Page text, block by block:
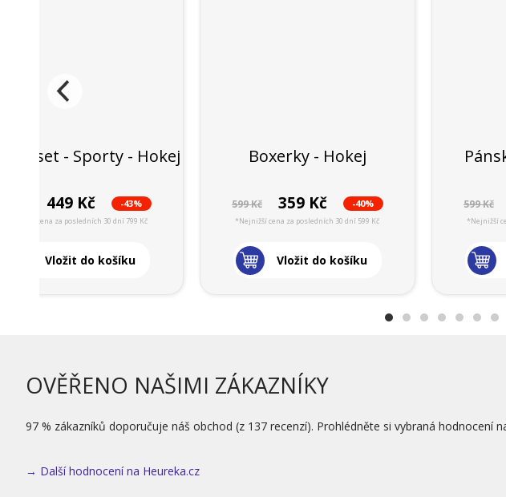
599 Kč
*Nejnižší
set - Sporty - Hokej
449 Kč -43%
*Nejnižší cena za posledních 30 dní 799 Kč
Vložit do košíku
Boxerky - Hokej
599 Kč 359 Kč -40%
*Nejnižší cena za posledních 30 dní 599 Kč
Vložit do košíku
OVĚŘENO NAŠIMI ZÁKAZNÍKY
97 % zákazníků doporučuje náš obchod (z 137 recenzí). Prohlédněte si vybraná hodnocení
→ Další hodnocení na Heureka.cz